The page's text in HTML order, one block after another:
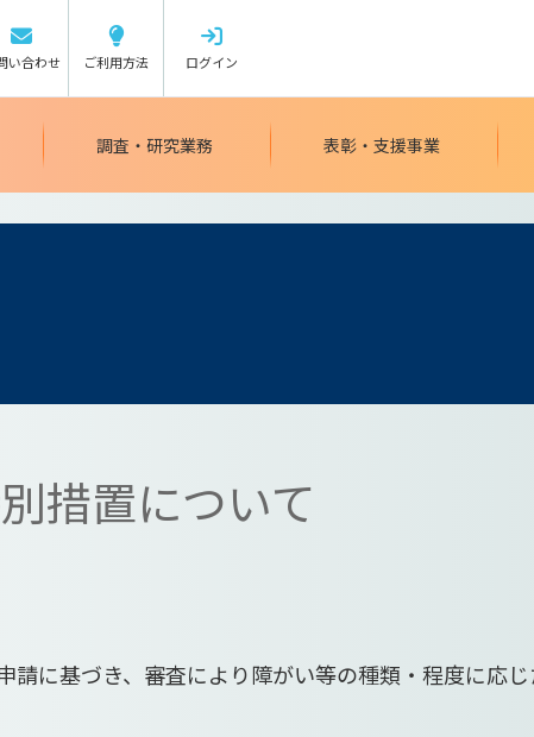
い合わせ ご利用方法 ログイン
調査・研究業務 表彰・支援事業
措置について
請に基づき、審査により障がい等の種類・程度に応